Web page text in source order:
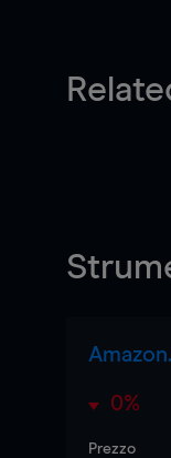
0%
Prezzo